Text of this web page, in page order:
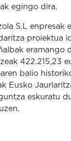
egingo dira.
S.L enpresak
proiektua
eramango
422.215,23
balio
Eusko
eskuratu